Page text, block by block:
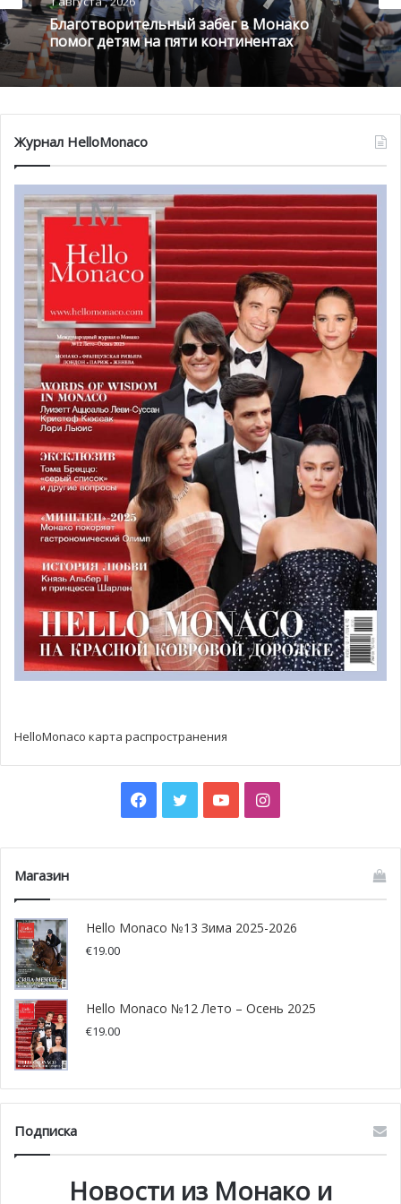
Князя Альбера II возникла во время работы с
ассоциацией Una Kids, которая и стала нашим мостиком
к организации правителя Монако».
По словам разработчиков, эта машина вырабатывает
имеются аппараты и большего объема, которые будут
использоваться в крупных городах по всему миру, где
имеется недостаток питьевой воды.
Первую машину инженеры подарили Фонду Князя
Альбера II. На вручении на прошлой неделе
присутствовал и сам Князь Монако, который встретился
с представителями ассоциации Una kids и общества
«Seas.sa».
«Несколько месяцев назад мы встречались с
представителями ассоциации Una Kids, которые
предложили нам включить использование этих машин в
наши многочисленные совместные проекты по
улучшению условий жизни детей в бедных регионах
Африки. Нельзя не согласиться, что это очень полезная
инновационная техника, которая может сослужить
добрую службу. И вот благодаря представителям
общества «Seas.sa» этот весьма компактный первый
аппарат был доставлен в Монако и представлен Князю»,
— рассказал Бернар Фотриер, вице-президент Фонда
Князя Альбера II.
В скором времени машина будет доставлена Фондом
Не секрет, что запасы питьевой воды далеко не
безграничны. По прогнозам исследователей, уже к 2025
году многие страны могут ощутить серьезный дефицит
пресной воды. Ожидается, что первыми станут Африка,
Южная Азия, Ближний Восток и Северный Китай. Уже в
2020 году эта проблема затронет не менее 75
миллионов жителей африканского континента. Такая
статистика еще раз доказывает необходимость и
важность инициатив, в которых Княжество Монако
Благотворительный забег в Монако
помог детям на пяти континентах
Журнал HelloMonaco
HelloMonaco карта распространения
Facebook
TwitterYouTubeInstagram
Магазин
Hello Monaco №13 Зима 2025-2026
€19.00
Hello Monaco №12 Лето – Осень 2025
€19.00
Подписка
Новости из Монако и